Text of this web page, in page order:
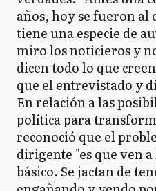
años, hoy se fueron al
tiene una especie de
miro los noticieros y
dicen todo lo que
que el entrevistado y
En relación a las
política para
reconoció que el
dirigente "es que ven
básico. Se jactan de